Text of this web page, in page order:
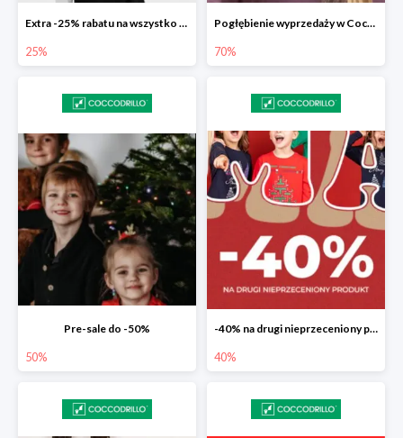
Extra -25% rabatu na wszystko z wyprzedaży w Coccodrillo
25%
Pogłębienie wyprzedaży w Coccodrillo do -70%
70%
Pre-sale do -50%
50%
-40% na drugi nieprzeceniony produkt
40%